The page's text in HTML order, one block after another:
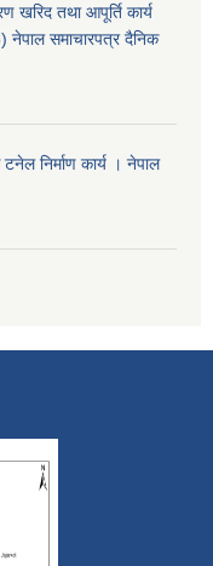
खरिद तथा आपूर्ति कार्य
समाचारपत्र दैनिक
निर्माण कार्य । नेपाल